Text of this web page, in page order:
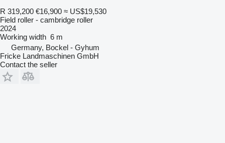
R 319,200 €16,900 ≈ US$19,530
Field roller - cambridge roller
2024
Working width 6 m
Germany, Bockel - Gyhum
Fricke Landmaschinen GmbH
Contact the seller